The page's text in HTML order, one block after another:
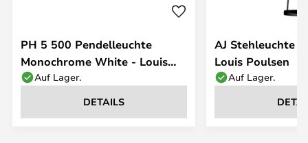
PH 5 500 Pendelleuchte
Monochrome White - Louis
Poulsen
Auf Lager.
DETAILS
AJ Stehleuchte
Louis Poulsen
Auf Lager.